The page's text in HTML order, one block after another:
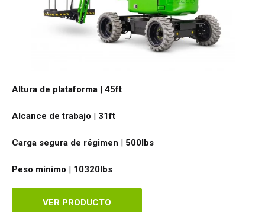
Altura de plataforma | 45ft
Alcance de trabajo | 31ft
Carga segura de régimen | 500lbs
Peso mínimo | 10320lbs
VER PRODUCTO